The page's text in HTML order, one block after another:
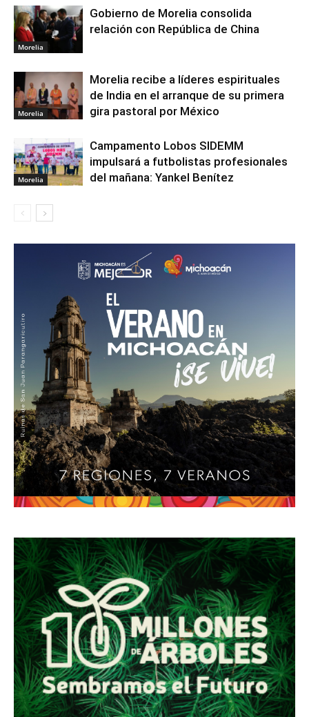
Morelia
Gobierno de Morelia consolida
relación con República de China
Morelia
Morelia recibe a líderes espirituales
de India en el arranque de su primera
gira pastoral por México
Morelia
Campamento Lobos SIDEMM
impulsará a futbolistas profesionales
del mañana: Yankel Benítez